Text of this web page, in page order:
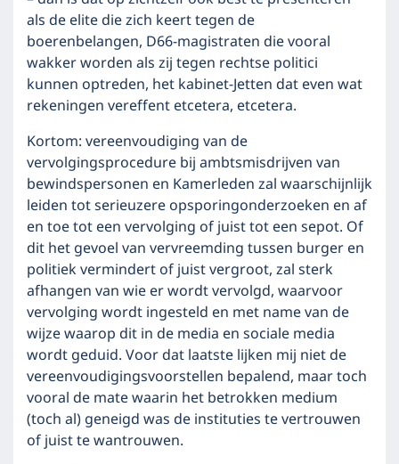
als de elite die zich keert tegen de
boerenbelangen, D66-magistraten die vooral
wakker worden als zij tegen rechtse politici
kunnen optreden, het kabinet-Jetten dat even wat
rekeningen vereffent etcetera, etcetera.
Kortom: vereenvoudiging van de
vervolgingsprocedure bij ambtsmisdrijven van
bewindspersonen en Kamerleden zal waarschijnlijk
leiden tot serieuzere opsporingonderzoeken en af
en toe tot een vervolging of juist tot een sepot. Of
dit het gevoel van vervreemding tussen burger en
politiek vermindert of juist vergroot, zal sterk
afhangen van wie er wordt vervolgd, waarvoor
vervolging wordt ingesteld en met name van de
wijze waarop dit in de media en sociale media
wordt geduid. Voor dat laatste lijken mij niet de
vereenvoudigingsvoorstellen bepalend, maar toch
vooral de mate waarin het betrokken medium
(toch al) geneigd was de instituties te vertrouwen
of juist te wantrouwen.